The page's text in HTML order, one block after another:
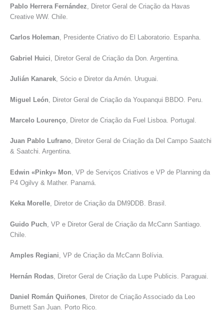
Pablo Herrera Fernández , Diretor Geral de Criação da Havas
Creative WW. Chile.
Carlos Holeman, Presidente Criativo do El Laboratorio. Espanha.
Gabriel Huici , Diretor Geral de Criação da Don. Argentina.
Julián Kanarek, Sócio e Diretor da Amén. Uruguai.
Miguel León , Diretor Geral de Criação da Youpanqui BBDO. Peru.
Marcelo Lourenço, Diretor de Criação da Fuel Lisboa. Portugal.
Juan Pablo Lufrano, Diretor Geral de Criação da Del Campo Saatchi
& Saatchi. Argentina.
Edwin «Pinky» Mon , VP de Serviços Criativos e VP de Planning da
P4 Ogilvy & Mather. Panamá.
Keka Morelle, Diretor de Criação da DM9DDB. Brasil.
Guido Puch , VP e Diretor Geral de Criação da McCann Santiago.
Chile.
Amples Regiani, VP de Criação da McCann Bolívia.
Hernán Rodas , Diretor Geral de Criação da Lupe Publicis. Paraguai.
Daniel Román Quiñones , Diretor de Criação Associado da Leo
Burnett San Juan. Porto Rico.